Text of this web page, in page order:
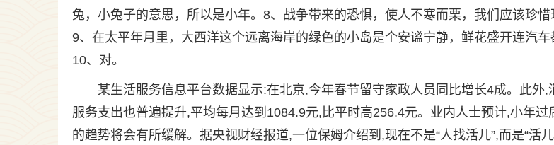
兔，小兔子的意思，所以是小年。8、战争带来的恐惧，使人不寒而栗，我们应该珍惜
9、在太平年月里，大西洋这个远离海岸的绿色的小岛是个安谧宁静，鲜花盛开连汽车
10、对。
某生活服务信息平台数据显示:在北京,今年春节留守家政人员同比增长4成。此外,
服务支出也普遍提升,平均每月达到1084.9元,比平时高256.4元。业内人士预计,小年过
的趋势将会有所缓解。据央视财经报道,一位保姆介绍到,现在不是“人找活儿”,而是“活